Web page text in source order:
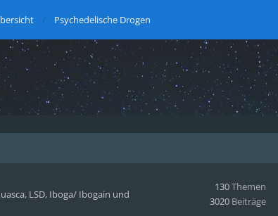
Psychedelische Drogen
LSD, Iboga/ Ibogain und
130Themen
3020 Beiträge